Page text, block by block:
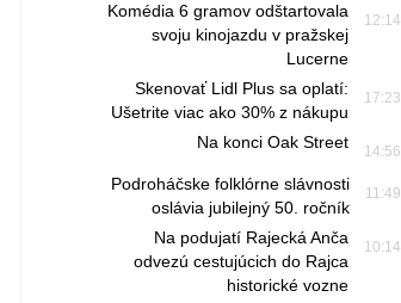
12:14
Komédia 6 gramov odštartovala
svoju kinojazdu v pražskej
Lucerne
17:23
Skenovať Lidl Plus sa oplatí:
Ušetrite viac ako 30% z nákupu
14:56
Na konci Oak Street
11:49
Podroháčske folklórne slávnosti
oslávia jubilejný 50. ročník
10:14
Na podujatí Rajecká Anča
odvezú cestujúcich do Rajca
historické vozne